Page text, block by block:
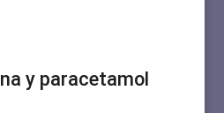
y paracetamol